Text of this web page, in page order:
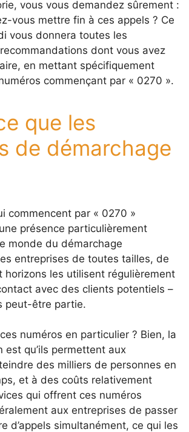
vous vous demandez sûrement :
vous mettre fin à ces appels ? Ce
vous donnera toutes les
dont vous avez
en mettant spécifiquement
commençant par « 0270 ».
que les
de démarchage
commencent par « 0270 »
présence particulièrement
monde du démarchage
entreprises de toutes tailles, de
horizons les utilisent régulièrement
avec des clients potentiels –
peut-être partie.
numéros en particulier ? Bien, la
est qu’ils permettent aux
des milliers de personnes en
et à des coûts relativement
qui offrent ces numéros
aux entreprises de passer
d’appels simultanément, ce qui les